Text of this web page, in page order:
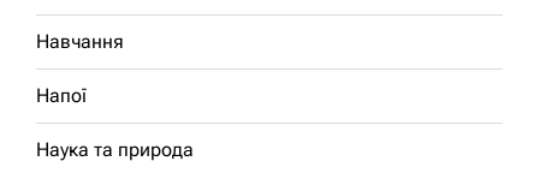
Навчання
Напої
Наука та природа